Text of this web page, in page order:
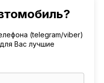
(telegram/viber)
Вас лучшие